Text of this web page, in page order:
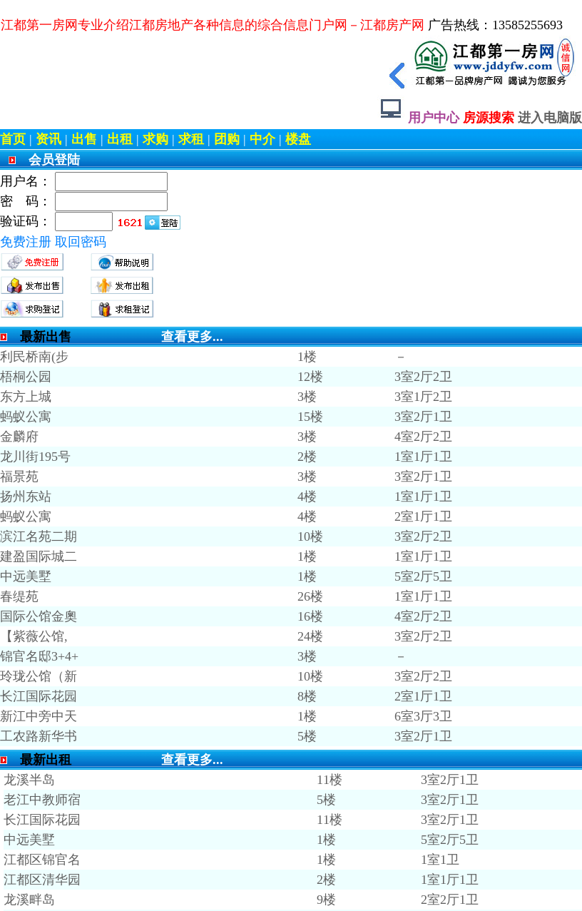
江都第一房网专业介绍江都房地产各种信息的综合信息门户网－江都房产网 广告热线：13585255693
用户中心 房源搜索 进入电脑版
首页 | 资讯 | 出售 | 出租|求购 |求租| 团购 | 中介| 楼盘
会员登陆
用户名：
密 码：
验证码：
免费注册 取回密码
最新出售
查看更多...
利民桥南(步
1楼 －
梧桐公园
12楼 3室2厅2卫
东方上城
3楼 3室1厅2卫
蚂蚁公寓
15楼 3室2厅1卫
金麟府
3楼 4室2厅2卫
龙川街195号
2楼 1室1厅1卫
福景苑
3楼 3室2厅1卫
扬州东站
4楼 1室1厅1卫
蚂蚁公寓
4楼 2室1厅1卫
滨江名苑二期
10楼 3室2厅2卫
建盈国际城二
1楼 1室1厅1卫
中远美墅
1楼 5室2厅5卫
春缇苑
26楼 1室1厅1卫
国际公馆金奧
16楼 4室2厅2卫
【紫薇公馆,
24楼 3室2厅2卫
锦官名邸3+4+
3楼 －
玲珑公馆（新
10楼 3室2厅2卫
长江国际花园
8楼 2室1厅1卫
新江中旁中天
1楼 6室3厅3卫
工农路新华书
5楼 3室2厅1卫
最新出租
查看更多...
龙溪半岛
11楼 3室2厅1卫
老江中教师宿
5楼 3室2厅1卫
长江国际花园
11楼 3室2厅1卫
中远美墅
1楼 5室2厅5卫
江都区锦官名
1楼 1室1卫
江都区清华园
2楼 1室1厅1卫
龙溪畔岛
9楼 2室2厅1卫